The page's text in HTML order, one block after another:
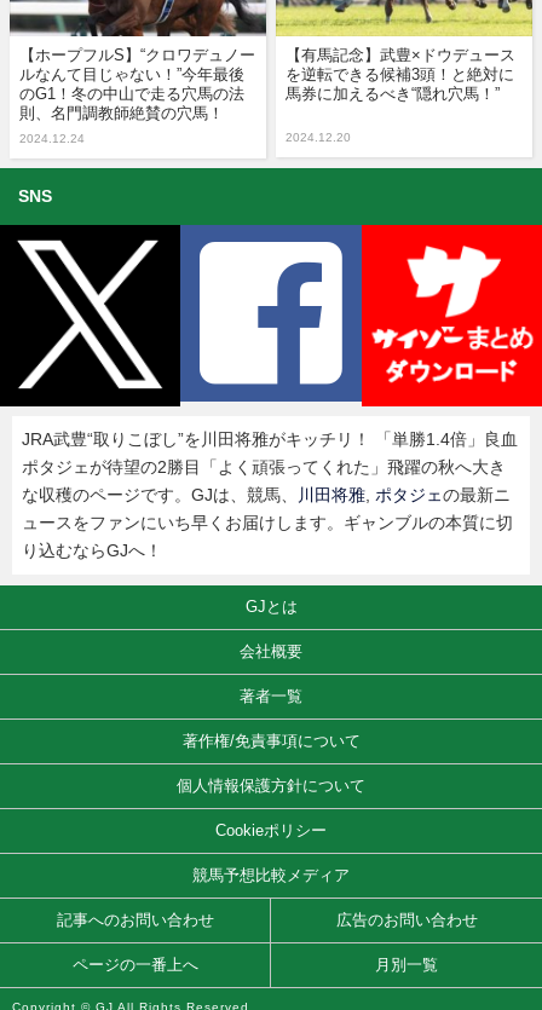
【ホープフルS】“クロワデュノー
ルなんて目じゃない！”今年最後
のG1！冬の中山で走る穴馬の法
則、名門調教師絶賛の穴馬！
2024.12.24
【有馬記念】武豊×ドウデュース
を逆転できる候補3頭！と絶対に
馬券に加えるべき“隠れ穴馬！”
2024.12.20
SNS
JRA武豊“取りこぼし”を川田将雅がキッチリ！ 「単勝1.4倍」良血
ポタジェが待望の2勝目「よく頑張ってくれた」飛躍の秋へ大き
な収穫のページです。GJは、競馬、
川田将雅 ポタジェの最新ニ
ュースをファンにいち早くお届けします。ギャンブルの本質に切
り込むならGJへ！
GJとは
会社概要
著者一覧
著作権/免責事項について
個人情報保護方針について
Cookieポリシー
競馬予想比較メディア
記事へのお問い合わせ 広告のお問い合わせ
ページの一番上へ 月別一覧
Copyright © GJ All Rights Reserved.